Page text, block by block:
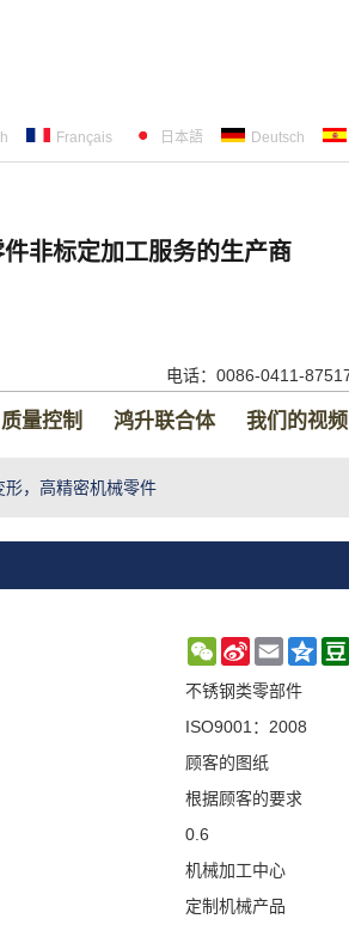
Français 日本語 Deutsch
非标定加工服务的生产商
电话：0086-0411-
质量控制 鸿升联合体 我们的视频
，高精密机械零件
WeChat
Sina
Weibo
Email
不锈钢类零部件
ISO9001：2008
顾客的图纸
根据顾客的要求
0.6
机械加工中心
定制机械产品